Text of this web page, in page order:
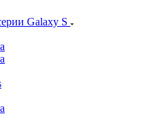
Galaxy S